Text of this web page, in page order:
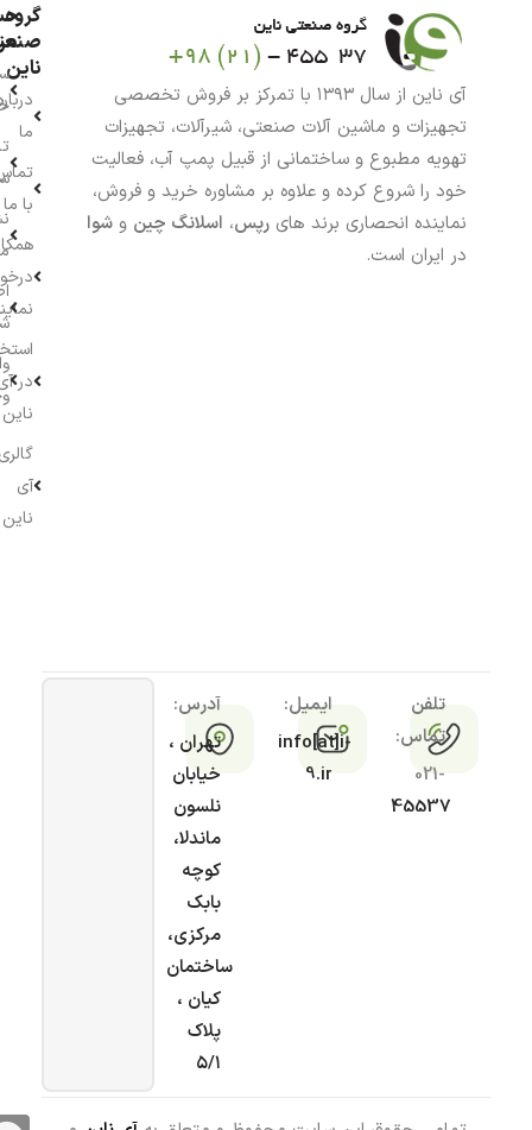
آی ناین از سال ۱۳۹۳ با تمرکز بر فروش تخصصی
تجهیزات و ماشین آلات صنعتی، شیرآلات، تجهیزات
تهویه مطبوع و ساختمانی از قبیل پمپ آب، فعالیت
خود را شروع کرده و علاوه بر مشاوره خرید و فروش،
نماینده انحصاری برند های رپس، اسلانگ چین و شوا
در ایران است.
گروه
ناین
ما
با ما
در
ناین
آی
ناین
تلفن
تماس:
021-
45537
ایمیل:
info[at]i-
9.ir
آدرس:
تهران ،
خیابان
نلسون
ماندلا،
کوچه
بابک
مرکزی،
ساختمان
کیان ،
پلاک
۵/۱